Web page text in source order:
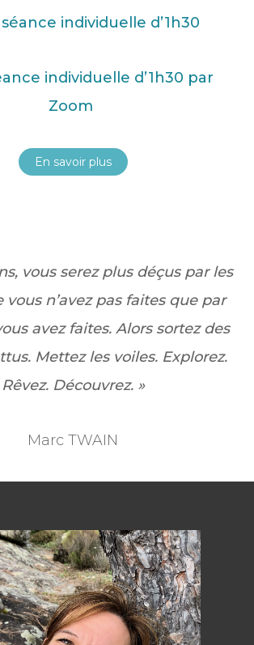
individuelle d’1h30
individuelle d’1h30 par
Zoom
En savoir plus
vous serez plus déçus par les
vous n’avez pas faites que par
avez faites. Alors sortez des
Mettez les voiles. Explorez.
Rêvez. Découvrez. »
Marc TWAIN